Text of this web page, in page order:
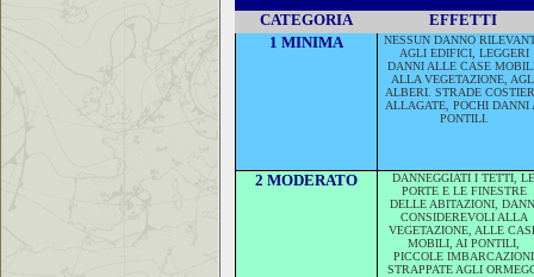
CATEGORIA
EFFETTI
1 MINIMA
NESSUN DANNO
AGLI EDIFICI, LEGGERI
DANNI ALLE CASE
ALLA VEGETAZIONE,
ALBERI. STRADE
ALLAGATE, POCHI DANNI
PONTILI.
2 MODERATO
DANNEGGIATI I TETTI, LE
PORTE E LE FINESTRE
DELLE ABITAZIONI,
CONSIDEREVOLI ALLA
VEGETAZIONE, ALLE
MOBILI, AI PONTILI,
PICCOLE IMBARCAZIONI
STRAPPATE AGLI